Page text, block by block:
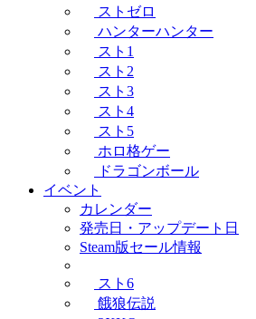
ストゼロ
ハンターハンター
スト1
スト2
スト3
スト4
スト5
ホロ格ゲー
ドラゴンボール
イベント
カレンダー
発売日・アップデート日
Steam版セール情報
スト6
餓狼伝説